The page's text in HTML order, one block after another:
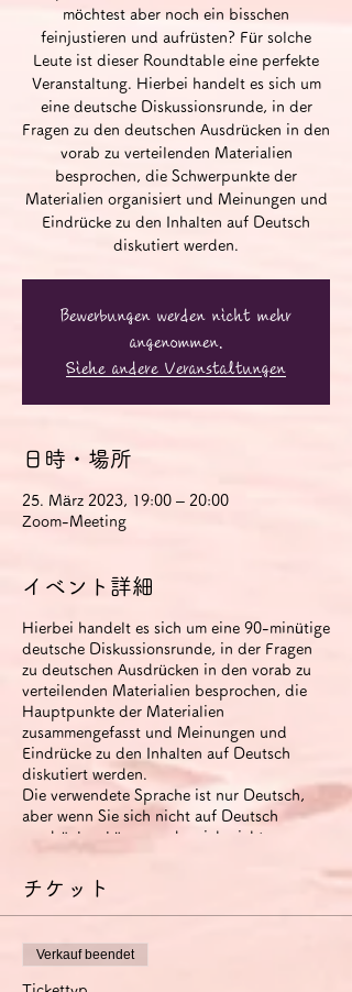
möchtest aber noch ein bisschen
feinjustieren und aufrüsten? Für solche
Leute ist dieser Roundtable eine perfekte
Veranstaltung. Hierbei handelt es sich um
eine deutsche Diskussionsrunde, in der
Fragen zu den deutschen Ausdrücken in den
vorab zu verteilenden Materialien
besprochen, die Schwerpunkte der
Materialien organisiert und Meinungen und
Eindrücke zu den Inhalten auf Deutsch
diskutiert werden.
Bewerbungen werden nicht mehr
angenommen.
Siehe andere Veranstaltungen
日時・場所
25. März 2023, 19:00 – 20:00
Zoom-Meeting
イベント詳細
Hierbei handelt es sich um eine 90-minütige
deutsche Diskussionsrunde, in der Fragen
zu deutschen Ausdrücken in den vorab zu
verteilenden Materialien besprochen, die
Hauptpunkte der Materialien
zusammengefasst und Meinungen und
Eindrücke zu den Inhalten auf Deutsch
diskutiert werden.
Die verwendete Sprache ist nur Deutsch,
aber wenn Sie sich nicht auf Deutsch
ausdrücken können oder sich nicht
Sie Japanisch verwenden (um Zeit zu
sparen).
Der runde Tisch wird aufgezeichnet. Das
Video steht den Teilnehmern zwei Wochen
nach Ende der Veranstaltung zur Verfügung.
Wenn Sie die Option
チケット
Verkauf beendet